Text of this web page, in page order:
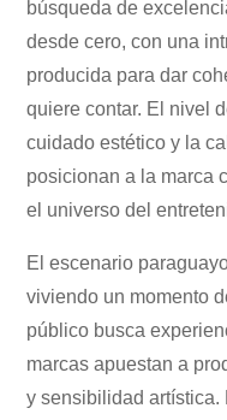
búsqueda de
desde cero, con una
producida para dar
quiere contar. El nivel
cuidado estético y la
posicionan a la marca
el universo del
El escenario
viviendo un momento
público busca
marcas apuestan a
y sensibilidad artística.